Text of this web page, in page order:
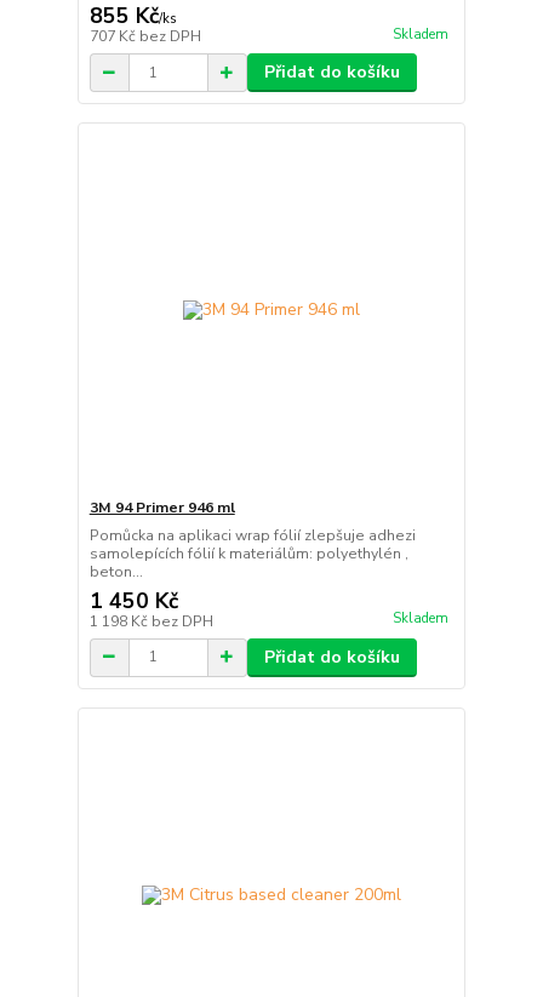
855 Kč/ks
707 Kč bez DPH Skladem
Přidat do košíku
3M 94 Primer 946 ml
Pomůcka na aplikaci wrap fólií zlepšuje adhezi
samolepících fólií k materiálům: polyethylén ,
beton...
1 450 Kč
1 198 Kč bez DPH Skladem
Přidat do košíku